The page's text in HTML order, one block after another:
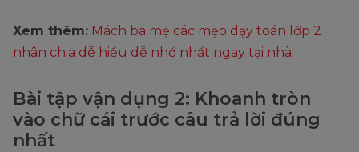
Xem thêm: Mách ba mẹ các mẹo dạy toán lớp 2
nhân chia dễ hiểu dễ nhớ nhất ngay tại nhà
Bài tập vận dụng 2: Khoanh tròn
vào chữ cái trước câu trả lời đúng
nhất